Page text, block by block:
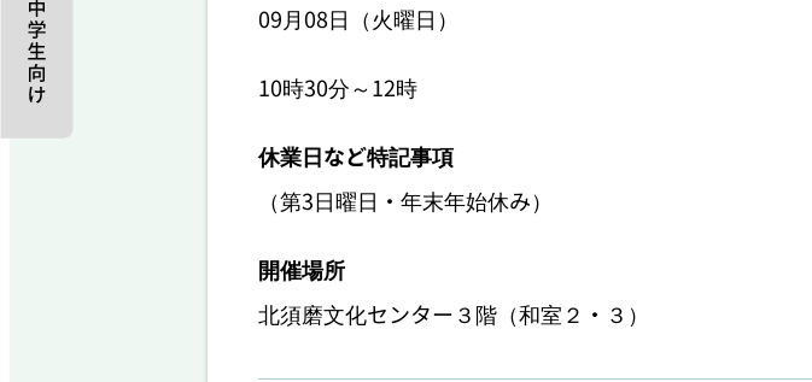
09月08日（火曜日）
10時30分～12時
休業日など特記事項
（第3日曜日・年末年始休み）
開催場所
北須磨文化センター３階（和室２・３）